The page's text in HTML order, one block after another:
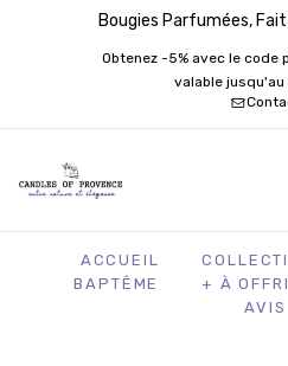
Bougies Parfumées,
Obtenez -5% avec le code
valable jusqu'au
ACCUEIL
BAPTÊME
+ À
AVIS